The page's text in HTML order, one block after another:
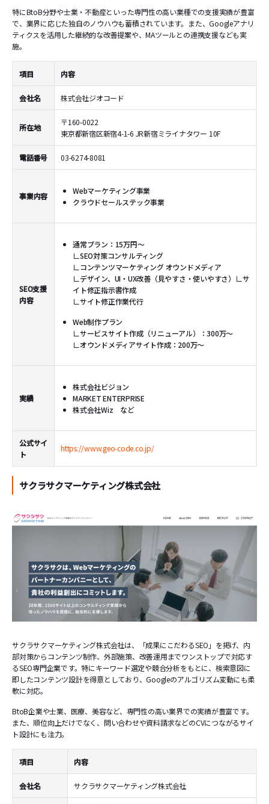
特にBtoB分野や士業・不動産といった専門性の高い業種での支援実績が豊富
で、業界に応じた独自のノウハウも蓄積されています。また、Googleアナリ
ティクスを活用した継続的な改善提案や、MAツールとの連携支援なども実
施。
項目 内容
会社名 株式会社ジオコード
所在地
〒160-0022
東京都新宿区新宿4-1-6 JR新宿ミライナタワー 10F
電話番号 03-6274-8081
事業内容
Webマーケティング事業
クラウドセールステック事業
SEO支援
内容
通常プラン：15万円～
∟SEO対策コンサルティング
∟コンテンツマーケティング オウンドメディア
∟デザイン、UI・UX改善（見やすさ・使いやすさ）∟サ
イト修正指示書作成
∟サイト修正作業代行
Web制作プラン
∟サービスサイト作成（リニューアル）：300万～
∟オウンドメディアサイト作成：200万～
実績
株式会社ビジョン
MARKET ENTERPRISE
株式会社Wiz など
公式サイ
ト
https://www.geo-code.co.jp/
サクラサクマーケティング株式会社
サクラサクマーケティング株式会社は、「成果にこだわるSEO」を掲げ、内
部対策からコンテンツ制作、外部施策、改善運用までワンストップで対応す
るSEO専門企業です。特にキーワード選定や競合分析をもとに、検索意図に
即したコンテンツ設計を得意としており、Googleのアルゴリズム変動にも柔
軟に対応。
BtoB企業や士業、医療、美容など、専門性の高い業界での実績が豊富です。
また、順位向上だけでなく、問い合わせや資料請求などのCVにつながるサイ
ト設計にも注力。
項目 内容
会社名 サクラサクマーケティング株式会社